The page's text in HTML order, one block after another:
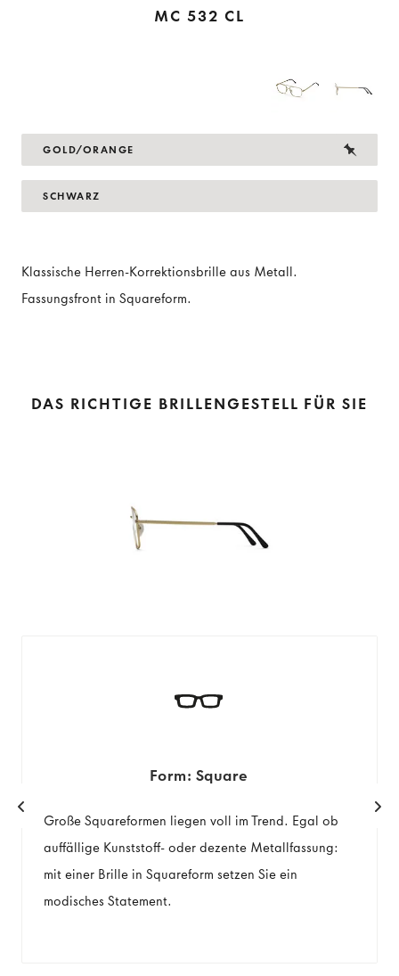
MC 532 CL
GOLD/ORANGE
SCHWARZ
Klassische Herren-Korrektionsbrille aus Metall.
Fassungsfront in Squareform.
DAS RICHTIGE BRILLENGESTELL FÜR SIE
Form: Square
Große Squareformen liegen voll im Trend. Egal ob
auffällige Kunststoff- oder dezente Metallfassung:
mit einer Brille in Squareform setzen Sie ein
modisches Statement.